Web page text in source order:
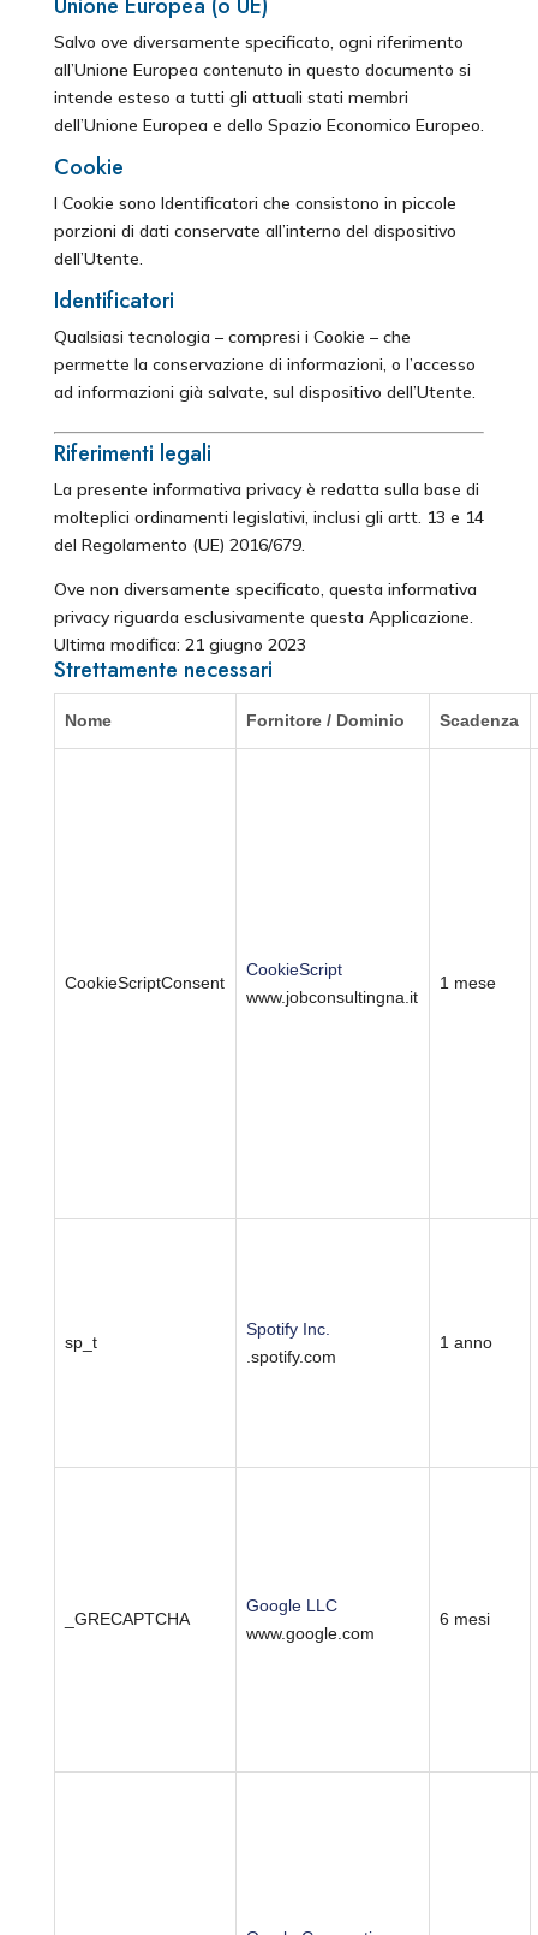
Salvo ove diversamente specificato, ogni riferimento
all’Unione Europea contenuto in questo documento si
intende esteso a tutti gli attuali stati membri
dell’Unione Europea e dello Spazio Economico Europeo.
Cookie
I Cookie sono Identificatori che consistono in piccole
porzioni di dati conservate all’interno del dispositivo
dell’Utente.
Identificatori
Qualsiasi tecnologia – compresi i Cookie – che
permette la conservazione di informazioni, o l’accesso
ad informazioni già salvate, sul dispositivo dell’Utente.
Riferimenti legali
La presente informativa privacy è redatta sulla base di
molteplici ordinamenti legislativi, inclusi gli artt. 13 e 14
del Regolamento (UE) 2016/679.
Ove non diversamente specificato, questa informativa
privacy riguarda esclusivamente questa Applicazione.
Ultima modifica: 21 giugno 2023
Strettamente necessari
Nome Fornitore / Dominio Scadenza
CookieScriptConsent
CookieScript
www.jobconsultingna.it
1 mese
sp_t
Spotify Inc.
.spotify.com
1 anno
_GRECAPTCHA
Google LLC
www.google.com
6 mesi